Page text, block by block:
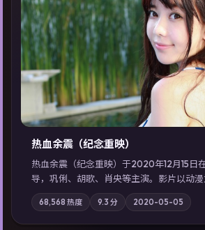
▶
热血余震（纪念重映）
热血余震（纪念重映）于2020年12月15日
导，巩俐、胡歌、肖央等主演。影片以动
的执念在暴风雨夜正面相撞；摄影与配乐强
可通过「国产免费观看高清电视剧在线看」
佳作，畅享高清在线追剧体验。
68,568 热度 9.3 分 2020-05-05